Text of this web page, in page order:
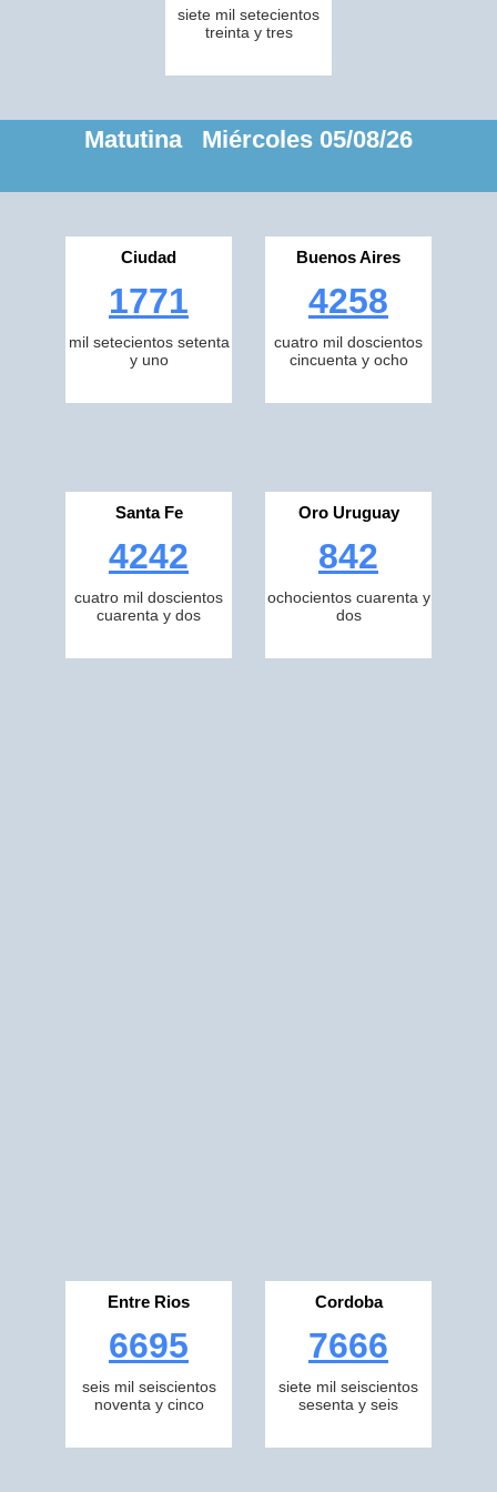
siete mil setecientos
treinta y tres
Matutina Miércoles 05/08/26
Ciudad
1771
mil setecientos setenta
y uno
Buenos Aires
4258
cuatro mil doscientos
cincuenta y ocho
Santa Fe
4242
cuatro mil doscientos
cuarenta y dos
Oro Uruguay
842
ochocientos cuarenta y
dos
Entre Rios
6695
seis mil seiscientos
noventa y cinco
Cordoba
7666
siete mil seiscientos
sesenta y seis